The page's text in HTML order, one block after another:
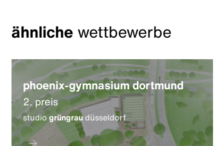
ähnlichewettbewerbe
phoenix-gymnasium dortmund
2. preis
studiogrüngraudüsseldorf